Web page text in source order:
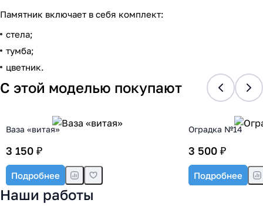
Памятник включает в себя комплект:
стела;
тумба;
цветник.
С этой моделью покупают
Ваза «витая»
3 150 ₽
Подробнее
Оградка №14
3 500 ₽
Подробнее
Наши работы